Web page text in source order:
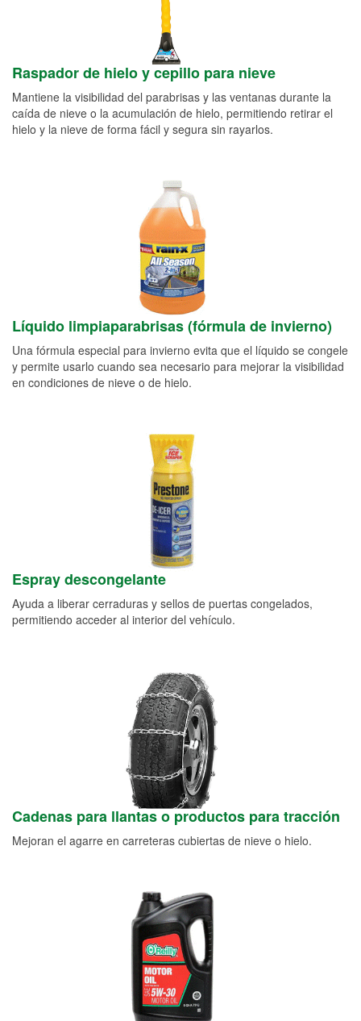
Raspador de hielo y cepillo para nieve
Mantiene la visibilidad del parabrisas y las ventanas durante la
caída de nieve o la acumulación de hielo, permitiendo retirar el
hielo y la nieve de forma fácil y segura sin rayarlos.
Líquido limpiaparabrisas (fórmula de invierno)
Una fórmula especial para invierno evita que el líquido se congele
y permite usarlo cuando sea necesario para mejorar la visibilidad
en condiciones de nieve o de hielo.
Espray descongelante
Ayuda a liberar cerraduras y sellos de puertas congelados,
permitiendo acceder al interior del vehículo.
Cadenas para llantas o productos para tracción
Mejoran el agarre en carreteras cubiertas de nieve o hielo.